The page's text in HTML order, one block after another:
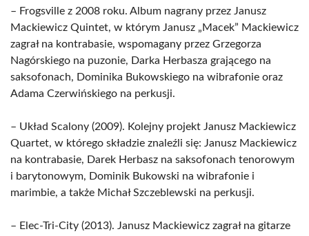
– Frogsville z 2008 roku. Album nagrany przez Janusz
Mackiewicz Quintet, w którym Janusz „Macek” Mackiewicz
zagrał na kontrabasie, wspomagany przez Grzegorza
Nagórskiego na puzonie, Darka Herbasza grającego na
saksofonach, Dominika Bukowskiego na wibrafonie oraz
Adama Czerwińskiego na perkusji.
– Układ Scalony (2009). Kolejny projekt Janusz Mackiewicz
Quartet, w którego składzie znaleźli się: Janusz Mackiewicz
na kontrabasie, Darek Herbasz na saksofonach tenorowym
i barytonowym, Dominik Bukowski na wibrafonie i
marimbie, a także Michał Szczeblewski na perkusji.
– Elec-Tri-City (2013). Janusz Mackiewicz zagrał na gitarze